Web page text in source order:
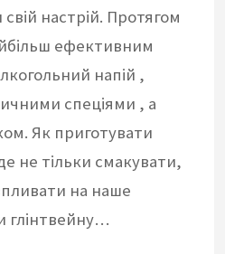
настрій. Протягом
ефективним
напій ,
спеціями , а
Як приготувати
не тільки смакувати,
на наше
глінтвейну…